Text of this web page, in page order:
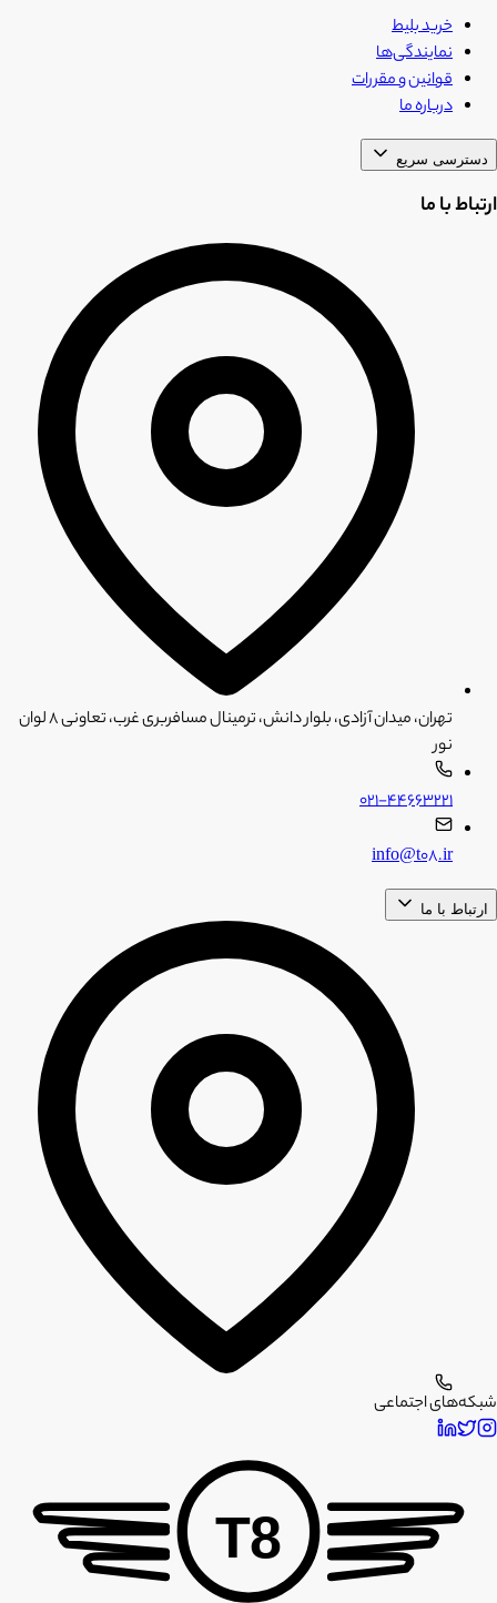
خرید بلیط
نمایندگی‌ها
قوانین و مقررات
درباره ما
دسترسی سریع
ارتباط با ما
تهران، میدان آزادی، بلوار دانش، ترمینال مسافربری غرب، تعاونی ۸ لوان
نور
۰۲۱-۴۴۶۶۳۲۲۱
info@t08.ir
ارتباط با ما
شبکه‌های اجتماعی
T8